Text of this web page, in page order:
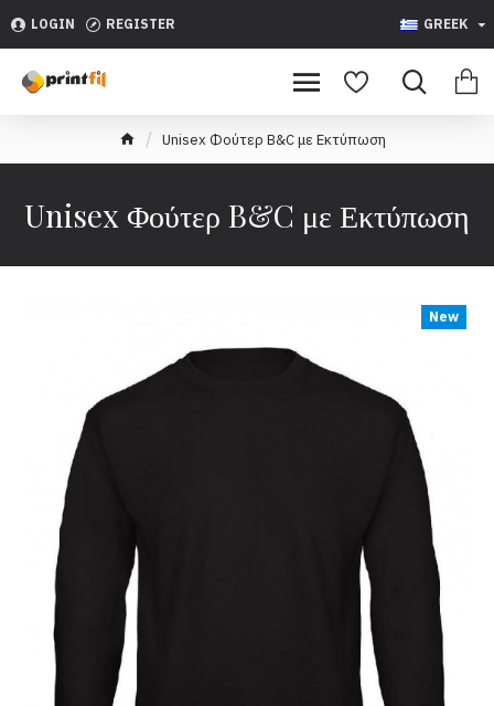
LOGIN REGISTER GREEK
Unisex Φούτερ B&C με Εκτύπωση
Unisex Φούτερ B&C με Εκτύπωση
New